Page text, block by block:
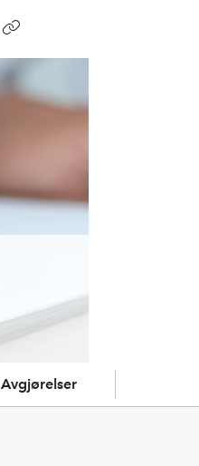
lenke
Avgjørelser